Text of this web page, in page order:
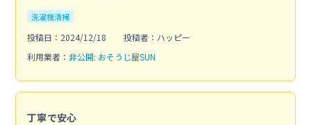
洗濯機清掃
投稿日：2024/12/18
投稿者：ハッピー
利用業者： 非公開: おそうじ屋SUN
丁寧で安心